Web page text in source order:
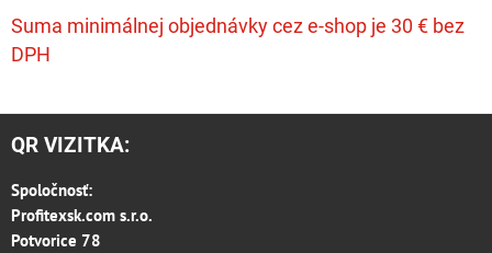
Suma minimálnej objednávky cez e-shop je 30 € bez
DPH
QR VIZITKA:
Spoločnosť:
Profitexsk.com s.r.o.
Potvorice 78